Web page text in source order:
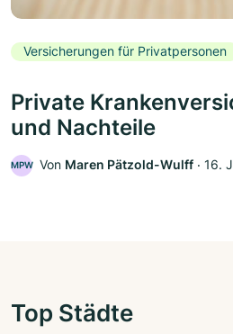
Versicherungen für Privatpersonen
Private
und Nachteile
MPW Von Maren Pätzold-Wulff ‧ 16.
Top Städte